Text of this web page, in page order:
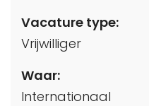
Vacature type:
Vrijwilliger
Waar:
Internationaal